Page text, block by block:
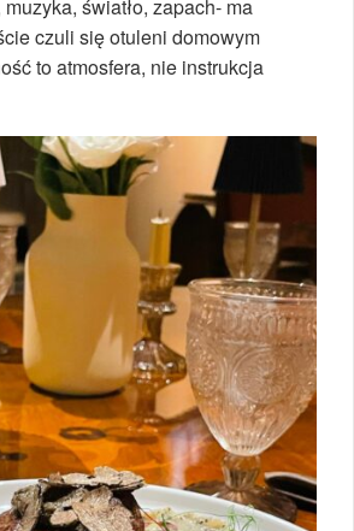
światło, zapach- ma
czuli się otuleni domowym
to atmosfera, nie instrukcja